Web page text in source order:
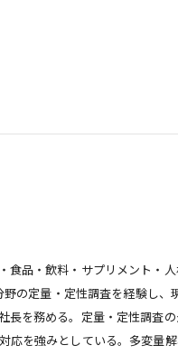
食品・飲料・サプリメント・人
の定量・定性調査を経験し、
長を務める。定量・定性調査
応を強みとしている。多変量